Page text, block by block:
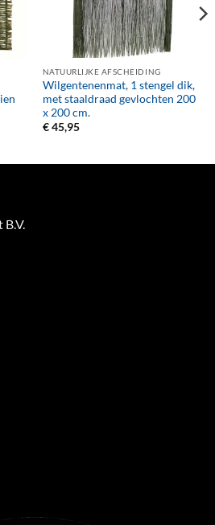
NATUURLIJKE AFSCHEIDING
Wilgentenenmat, 1 stengel dik,
met staaldraad gevlochten 200
x 200 cm.
€45,95